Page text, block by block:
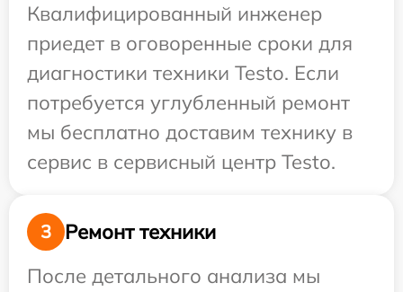
Квалифицированный инженер
приедет в оговоренные сроки для
диагностики техники Testo. Если
потребуется углубленный ремонт
мы бесплатно доставим технику в
сервис в сервисный центр Testo.
3
Ремонт техники
После детального анализа мы